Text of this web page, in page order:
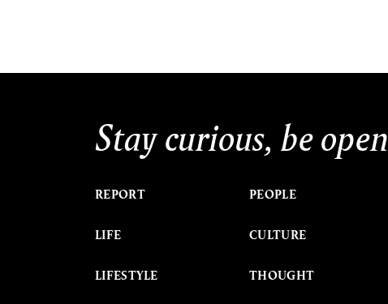
Stay curious, be open
REPORT
LIFE
LIFESTYLE
PEOPLE
CULTURE
THOUGHT